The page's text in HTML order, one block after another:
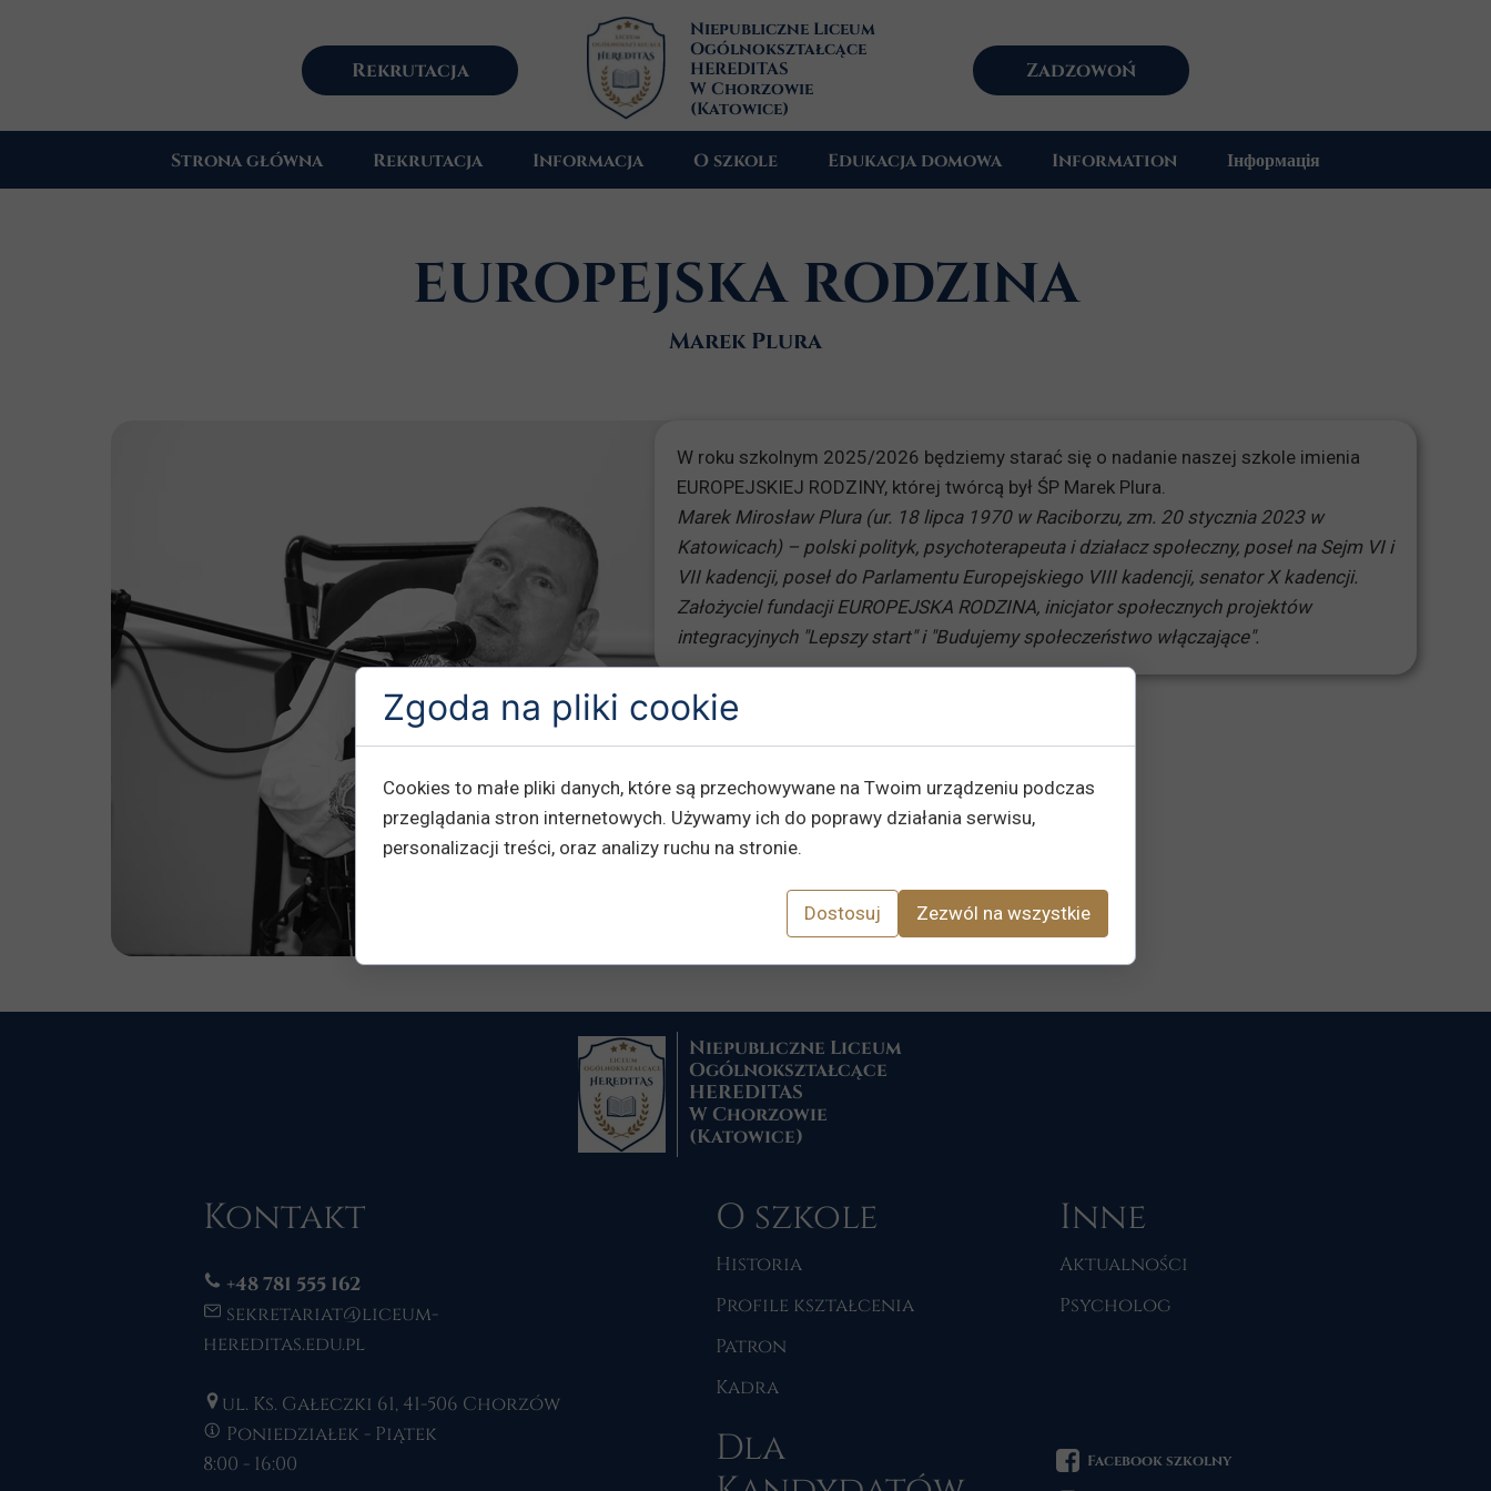
Zadzowoń
Rekrutacja
Niepubliczne Liceum
Ogólnokształcące
HEREDITAS
W Chorzowie
(Katowice)
Strona główna Rekrutacja Informacja
Aktualności
Zajęcia dodatkowe
O szkole
Kadra
Edukacja domowa Information Інформація
EUROPEJSKA RODZINA
Marek Plura
W roku szkolnym 2025/2026 będziemy starać się o nadanie naszej szkole imienia
EUROPEJSKIEJ RODZINY, której twórcą był ŚP Marek Plura.
Marek Mirosław Plura (ur. 18 lipca 1970 w Raciborzu, zm. 20 stycznia 2023 w
Katowicach) – polski polityk, psychoterapeuta i działacz społeczny, poseł na Sejm VI i
VII kadencji, poseł do Parlamentu Europejskiego VIII kadencji, senator X kadencji.
Założyciel fundacji EUROPEJSKA RODZINA, inicjator społecznych projektów
integracyjnych "Lepszy start" i "Budujemy społeczeństwo włączające".
Niepubliczne Liceum
Ogólnokształcące
HEREDITAS
W Chorzowie
(Katowice)
Kontakt
+48 781 555 162
sekretariat@liceum-
hereditas.edu.pl
ul. Ks. Gałeczki 61, 41-506 Chorzów
Poniedziałek - Piątek
8:00 - 16:00
Inne
Aktualności
Psycholog
Dla
O szkole
Historia
Profile kształcenia
Patron
Kadra
Facebook szkolny
Zgoda na pliki cookie
Cookies to małe pliki danych, które są przechowywane na Twoim urządzeniu podczas
przeglądania stron internetowych. Używamy ich do poprawy działania serwisu,
personalizacji treści, oraz analizy ruchu na stronie.
Dostosuj Zezwól na wszystkie